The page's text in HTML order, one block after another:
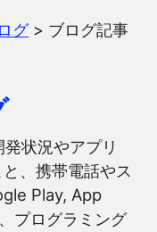
グ> ブログ記事
状況やアプリ
、携帯電話やス
Play, App
プログラミング